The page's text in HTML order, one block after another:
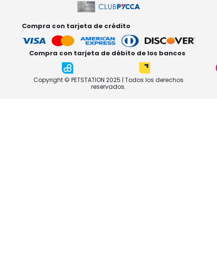
Compra con tarjeta de crédito
Compra con tarjeta de débito de los bancos
Copyright © PETSTATION 2025 | Todos los derechos
reservados.